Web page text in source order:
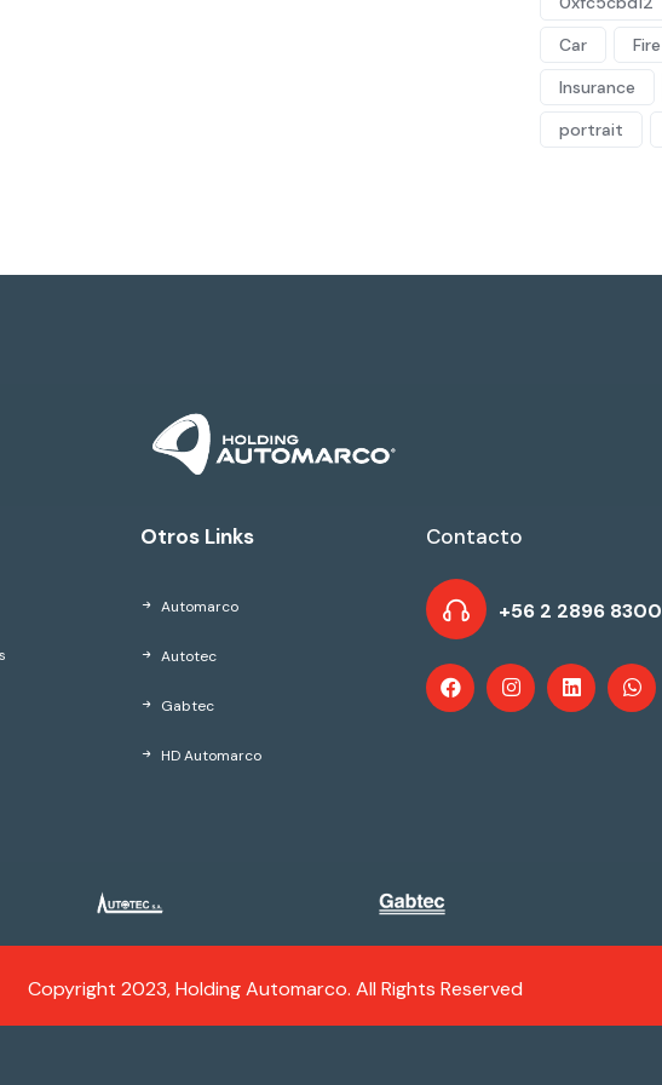
Car
Fire
Insurance
portrait
Otros Links
Automarco
Autotec
Gabtec
HD Automarco
Contacto
+56 2 2896 8300
Copyright 2023, Holding Automarco. All Rights Reserved